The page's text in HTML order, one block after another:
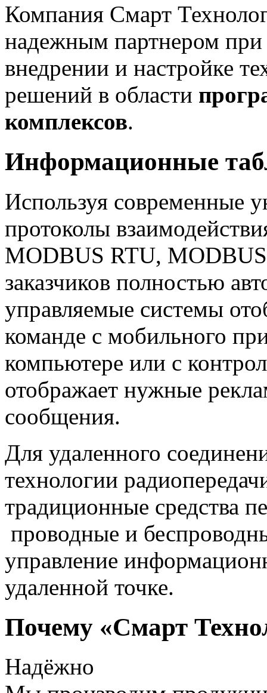
Компания Смарт
надежным партнером при
внедрении и настройке
решений в области
комплексов.
Информационные
Используя современные
протоколы
MODBUS RTU,
заказчиков полностью
управляемые системы
команде с мобильного
компьютере или с
отображает нужные
сообщения.
Для удаленного
технологии
традиционные средства
проводные и
управление
удаленной точке.
Почему «Смарт
Надёжно